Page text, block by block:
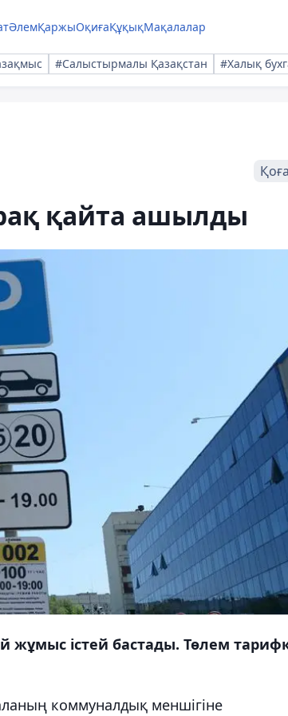
ӘлемҚаржыОқиғаҚұқықМақалалар
#Салыстырмалы Қазақстан #Халық
қайта ашылды
жұмыс істей бастады. Төлем
коммуналдық меншігіне